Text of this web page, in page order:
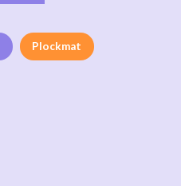
Plockmat